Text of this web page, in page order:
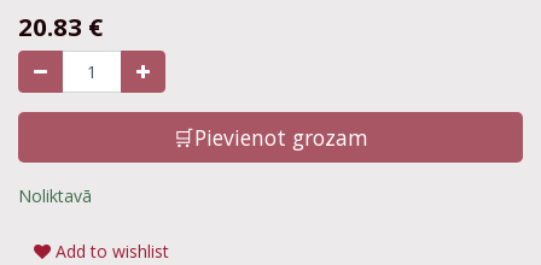
20.83 €
🛒Pievienot grozam
Noliktavā
Add to wishlist